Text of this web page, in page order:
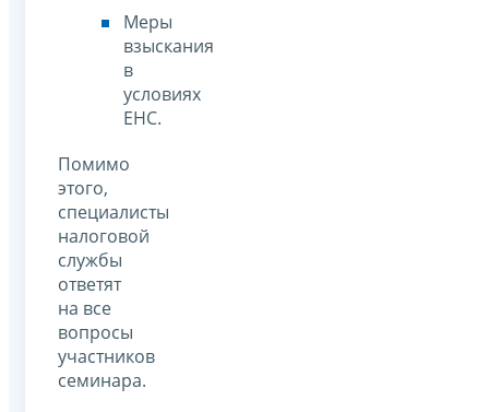
Меры
взыскания
в
условиях
ЕНС.
Помимо
этого,
специалисты
налоговой
службы
ответят
на все
вопросы
участников
семинара.